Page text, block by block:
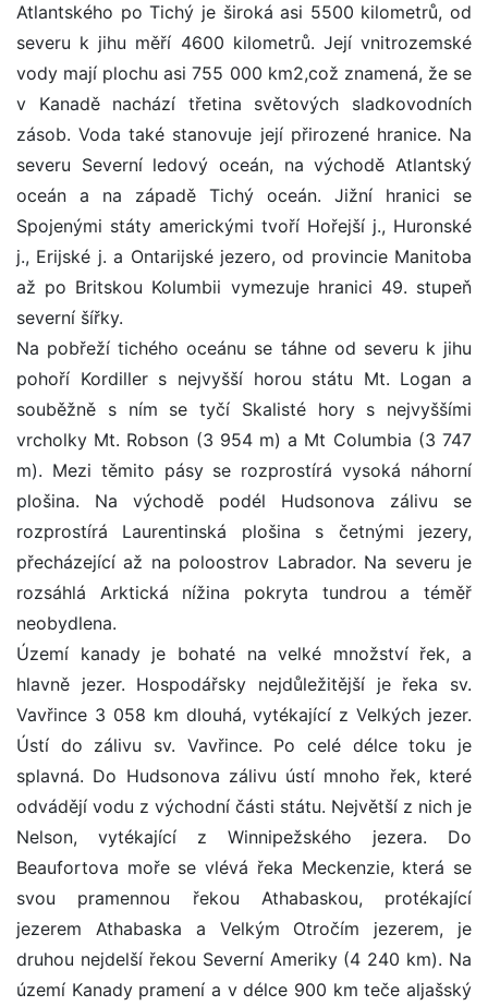
Atlantského po Tichý je široká asi 5500 kilometrů, od
severu k jihu měří 4600 kilometrů. Její vnitrozemské
vody mají plochu asi 755 000 km2,což znamená, že se
v Kanadě nachází třetina světových sladkovodních
zásob. Voda také stanovuje její přirozené hranice. Na
severu Severní ledový oceán, na východě Atlantský
oceán a na západě Tichý oceán. Jižní hranici se
Spojenými státy americkými tvoří Hořejší j., Huronské
j., Erijské j. a Ontarijské jezero, od provincie Manitoba
až po Britskou Kolumbii vymezuje hranici 49. stupeň
severní šířky.
Na pobřeží tichého oceánu se táhne od severu k jihu
pohoří Kordiller s nejvyšší horou státu Mt. Logan a
souběžně s ním se tyčí Skalisté hory s nejvyššími
vrcholky Mt. Robson (3 954 m) a Mt Columbia (3 747
m). Mezi těmito pásy se rozprostírá vysoká náhorní
plošina. Na východě podél Hudsonova zálivu se
rozprostírá Laurentinská plošina s četnými jezery,
přecházející až na poloostrov Labrador. Na severu je
rozsáhlá Arktická nížina pokryta tundrou a téměř
neobydlena.
Území kanady je bohaté na velké množství řek, a
hlavně jezer. Hospodářsky nejdůležitější je řeka sv.
Vavřince 3 058 km dlouhá, vytékající z Velkých jezer.
Ústí do zálivu sv. Vavřince. Po celé délce toku je
splavná. Do Hudsonova zálivu ústí mnoho řek, které
odvádějí vodu z východní části státu. Největší z nich je
Nelson, vytékající z Winnipežského jezera. Do
Beaufortova moře se vlévá řeka Meckenzie, která se
svou pramennou řekou Athabaskou, protékající
jezerem Athabaska a Velkým Otročím jezerem, je
druhou nejdelší řekou Severní Ameriky (4 240 km). Na
území Kanady pramení a v délce 900 km teče aljašský